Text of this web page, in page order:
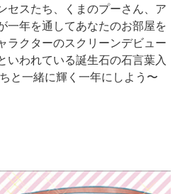
セスたち、くまのプーさん、ア
一年を通してあなたのお部屋を
ラクターのスクリーンデビュー
いわれている誕生石の石言葉入
と一緒に輝く一年にしよう〜